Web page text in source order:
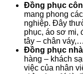
Đồng phục
mang phong
nghiệp. Đây
phục, áo sơ mi,
tây – chân váy,…
Đồng phục
hàng – khách
việc của nhân